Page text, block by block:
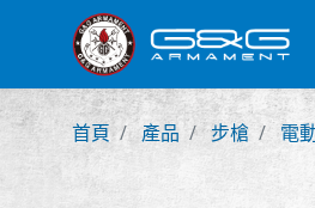
首頁 產品 步槍 電